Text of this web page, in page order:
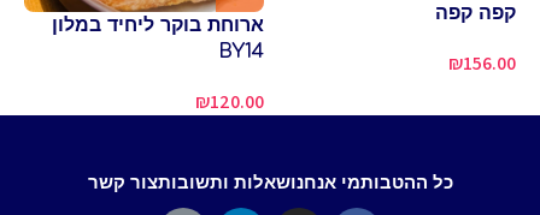
קפה קפה
₪156.00
ארוחת בוקר ליחיד במלון
BY14
₪120.00
כל ההטבותמי אנחנושאלות ותשובותצור קשר